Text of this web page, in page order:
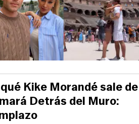
Kike Morandé sale de
Detrás del Muro: